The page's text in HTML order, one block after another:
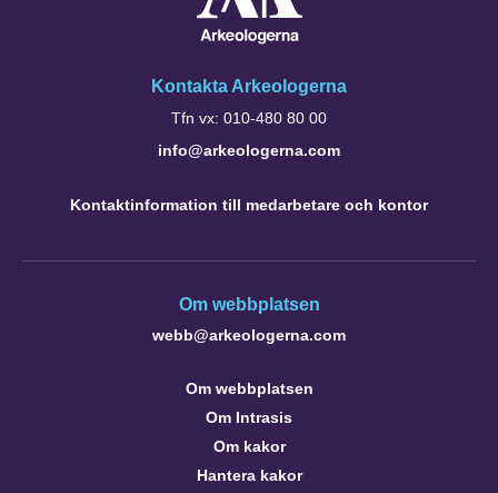
Kontakta Arkeologerna
Tfn vx: 010-480 80 00
info@arkeologerna.com
Kontaktinformation till medarbetare och kontor
Om webbplatsen
webb@arkeologerna.com
Om webbplatsen
Om Intrasis
Om kakor
Hantera kakor